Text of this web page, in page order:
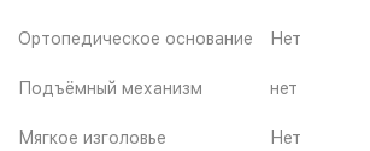
Ортопедическое основание Нет
Подъёмный механизм нет
Мягкое изголовье Нет